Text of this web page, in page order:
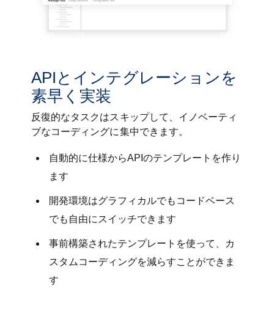
APIとインテグレーションを
素早く実装
反復的なタスクはスキップして、イノベーティ
ブなコーディングに集中できます。
自動的に仕様からAPIのテンプレートを作り
ます
開発環境はグラフィカルでもコードベース
でも自由にスイッチできます
事前構築されたテンプレートを使って、カ
スタムコーディングを減らすことができま
す